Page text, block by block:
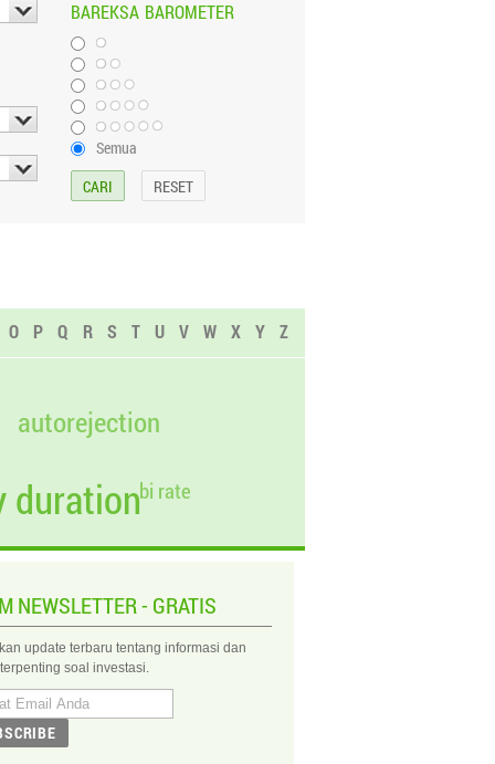
BAREKSA BAROMETER
Semua
O P Q R S T U V W X Y Z
duration
autorejection
bi rate
NEWSLETTER - GRATIS
update terbaru tentang informasi dan
soal investasi.